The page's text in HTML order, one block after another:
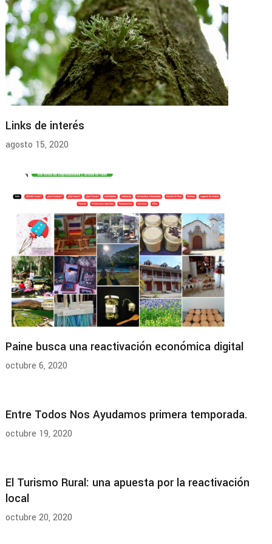
Links de interés
agosto 15, 2020
Paine busca una reactivación económica digital
octubre 6, 2020
Entre Todos Nos Ayudamos primera temporada.
octubre 19, 2020
El Turismo Rural: una apuesta por la reactivación
local
octubre 20, 2020